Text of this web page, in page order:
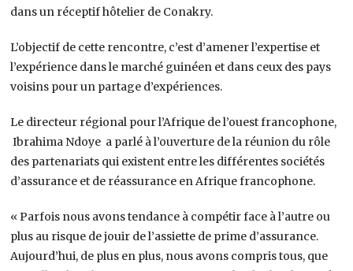
dans un réceptif hôtelier de Conakry.
L’objectif de cette rencontre, c’est d’amener l’expertise et
l’expérience dans le marché guinéen et dans ceux des pays
voisins pour un partage d’expériences.
Le directeur régional pour l’Afrique de l’ouest francophone,
Ibrahima Ndoye a parlé à l’ouverture de la réunion du rôle
des partenariats qui existent entre les différentes sociétés
d’assurance et de réassurance en Afrique francophone.
« Parfois nous avons tendance à compétir face à l’autre ou
plus au risque de jouir de l’assiette de prime d’assurance.
Aujourd’hui, de plus en plus, nous avons compris tous, que